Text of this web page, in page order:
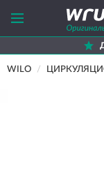
WILO